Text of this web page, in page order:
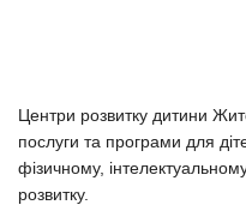
Центри розвитку дитини
послуги та програми для
фізичному,
розвитку.